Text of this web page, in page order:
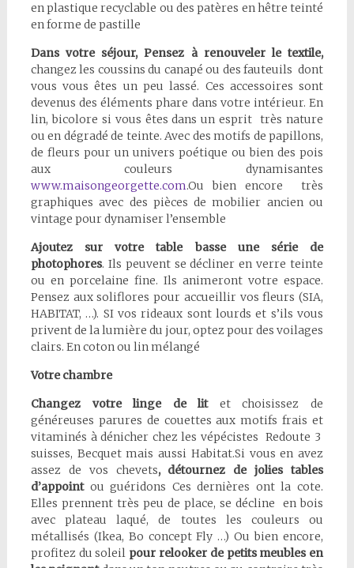
en plastique recyclable ou des patères en hêtre teinté
en forme de pastille
Dans votre séjour, Pensez à renouveler le textile,
changez les coussins du canapé ou des fauteuils dont
vous vous êtes un peu lassé. Ces accessoires sont
devenus des éléments phare dans votre intérieur. En
lin, bicolore si vous êtes dans un esprit très nature
ou en dégradé de teinte. Avec des motifs de papillons,
de fleurs pour un univers poétique ou bien des pois
aux couleurs dynamisantes
www.maisongeorgette.com.Ou bien encore très
graphiques avec des pièces de mobilier ancien ou
vintage pour dynamiser l’ensemble
Ajoutez sur votre table basse une série de
photophores. Ils peuvent se décliner en verre teinte
ou en porcelaine fine. Ils animeront votre espace.
Pensez aux soliflores pour accueillir vos fleurs (SIA,
HABITAT, …). SI vos rideaux sont lourds et s’ils vous
privent de la lumière du jour, optez pour des voilages
clairs. En coton ou lin mélangé
Votre chambre
Changez votre linge de litet choisissez de
généreuses parures de couettes aux motifs frais et
vitaminés à dénicher chez les vépécistes Redoute 3
suisses, Becquet mais aussi Habitat.Si vous en avez
assez de vos chevets, détournez de jolies tables
d’appointou guéridons Ces dernières ont la cote.
Elles prennent très peu de place, se décline en bois
avec plateau laqué, de toutes les couleurs ou
métallisés (Ikea, Bo concept Fly …) Ou bien encore,
profitez du soleil pour relooker de petits meubles en